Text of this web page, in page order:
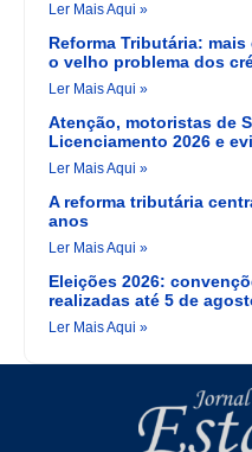
Ler Mais Aqui »
Reforma Tributária:
o velho problema dos
Ler Mais Aqui »
Atenção, motoristas de
Licenciamento 2026 e
Ler Mais Aqui »
A reforma tributária
anos
Ler Mais Aqui »
Eleições 2026:
realizadas até 5 de
Ler Mais Aqui »